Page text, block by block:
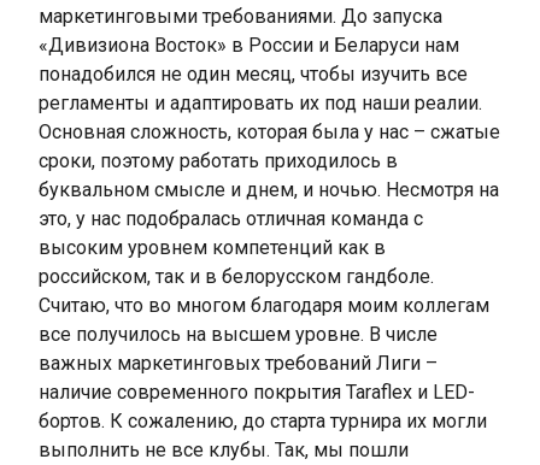
маркетинговыми требованиями. До запуска
«Дивизиона Восток» в России и Беларуси нам
понадобился не один месяц, чтобы изучить все
регламенты и адаптировать их под наши реалии.
Основная сложность, которая была у нас – сжатые
сроки, поэтому работать приходилось в
буквальном смысле и днем, и ночью. Несмотря на
это, у нас подобралась отличная команда с
высоким уровнем компетенций как в
российском, так и в белорусском гандболе.
Считаю, что во многом благодаря моим коллегам
все получилось на высшем уровне. В числе
важных маркетинговых требований Лиги –
наличие современного покрытия Taraflex и LED-
бортов. К сожалению, до старта турнира их могли
выполнить не все клубы. Так, мы пошли